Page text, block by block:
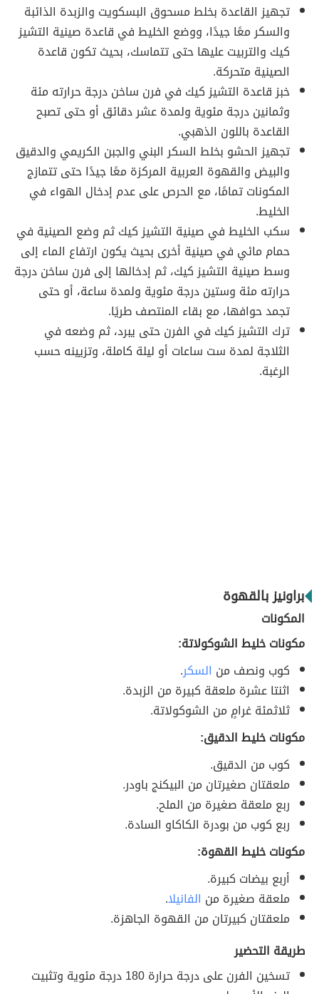
تجهيز القاعدة بخلط مسحوق البسكويت والزبدة الذائبة
والسكر معًا جيدًا، ووضع الخليط في قاعدة صينية التشيز
كيك والتربيت عليها حتى تتماسك، بحيث تكون قاعدة
الصينية متحركة.
خبز قاعدة التشيز كيك في فرن ساخن درجة حرارته مئة
وثمانين درجة مئوية ولمدة عشر دقائق أو حتى تصبح
القاعدة باللون الذهبي.
تجهيز الحشو بخلط السكر البني والجبن الكريمي والدقيق
والبيض والقهوة العربية المركزة معًا جيدًا حتى تتمازج
المكونات تمامًا، مع الحرص على عدم إدخال الهواء في
الخليط.
سكب الخليط في صينية التشيز كيك ثم وضع الصينية في
حمام مائي في صينية أخرى بحيث يكون ارتفاع الماء إلى
وسط صينية التشيز كيك، ثم إدخالها إلى فرن ساخن درجة
حرارته مئة وستين درجة مئوية ولمدة ساعة، أو حتى
تجمد حوافها، مع بقاء المنتصف طريًا.
ترك التشيز كيك في الفرن حتى يبرد، ثم وضعه في
الثلاجة لمدة ست ساعات أو ليلة كاملة، وتزيينه حسب
الرغبة.
براونيز بالقهوة
المكونات
مكونات خليط الشوكولاتة:
كوب ونصف من السكر.
اثنتا عشرة ملعقة كبيرة من الزبدة.
ثلاثمئة غرامٍ من الشوكولاتة.
مكونات خليط الدقيق:
كوب من الدقيق.
ملعقتان صغيرتان من البيكنج باودر.
ربع ملعقة صغيرة من الملح.
ربع كوب من بودرة الكاكاو السادة.
مكونات خليط القهوة:
أربع بيضات كبيرة.
ملعقة صغيرة من الفانيلا.
ملعقتان كبيرتان من القهوة الجاهزة.
طريقة التحضير
تسخين الفرن على درجة حرارة 180 درجة مئوية وتثبيت